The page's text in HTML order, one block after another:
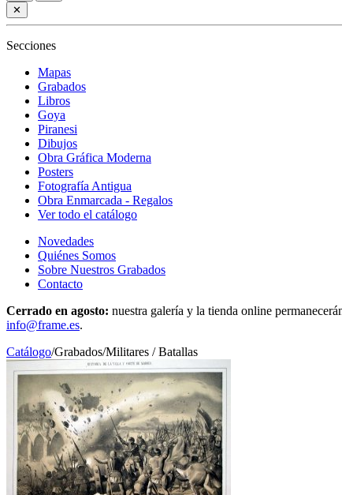
✕
Secciones
Mapas
Grabados
Libros
Goya
Piranesi
Dibujos
Obra Gráfica Moderna
Posters
Fotografía Antigua
Obra Enmarcada - Regalos
Ver todo el catálogo
Novedades
Quiénes Somos
Sobre Nuestros Grabados
Contacto
Cerrado en agosto: nuestra galería y la tienda online
info@frame.es.
Catálogo/Grabados/Militares / Batallas